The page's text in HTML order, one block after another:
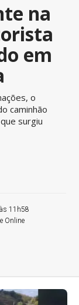
na
em
o
caminhão
surgiu
11h58
Online